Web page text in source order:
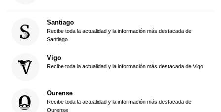
Santiago
Recibe toda la actualidad y la información más destacada de
Santiago
Vigo
Recibe toda la actualidad y la información más destacada de Vigo
Ourense
Recibe toda la actualidad y la información más destacada de
Ourense